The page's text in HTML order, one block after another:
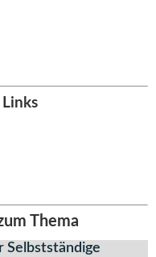
Thema
Selbstständige